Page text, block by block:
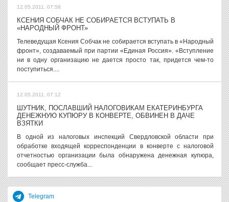
12.05.2011, 07:58
КСЕНИЯ СОБЧАК НЕ СОБИРАЕТСЯ ВСТУПАТЬ В
«НАРОДНЫЙ ФРОНТ»
Телеведущая Ксения Собчак не собирается вступать в «Народный
фронт», создаваемый при партии «Единая Россия». «Вступление
ни в одну организацию не дается просто так, придется чем-то
поступиться....
12.05.2011, 07:12
ШУТНИК, ПОСЛАВШИЙ НАЛОГОВИКАМ ЕКАТЕРИНБУРГА
ДЕНЕЖНУЮ КУПЮРУ В КОНВЕРТЕ, ОБВИНЕН В ДАЧЕ
ВЗЯТКИ
В одной из налоговых инспекций Свердловской области при
обработке входящей корреспонденции в конверте с налоговой
отчетностью организации была обнаружена денежная купюра,
сообщает пресс-служба...
Telegram